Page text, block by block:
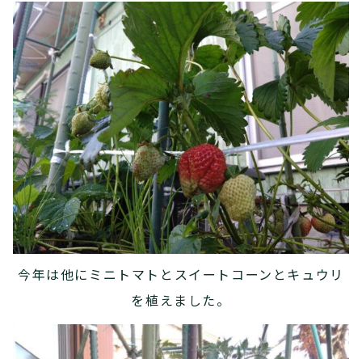
今年は他にミニトマトとスイートコーンとキュウリ
を植えました。